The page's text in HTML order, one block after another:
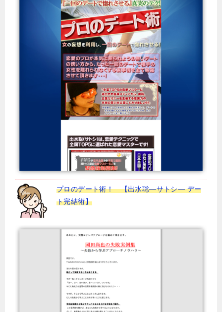
プロのデート術！ 【出水聡―サトシ― デー
ト完結術】